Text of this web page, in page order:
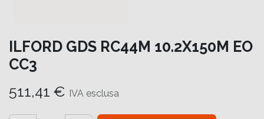
ILFORD GDS RC44M 10.2X150M EO
CC3
511,41 € IVA esclusa